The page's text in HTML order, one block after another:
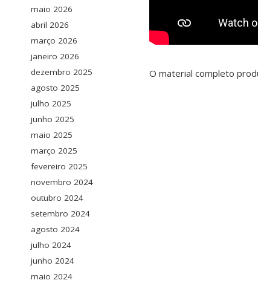
maio 2026
abril 2026
março 2026
janeiro 2026
dezembro 2025
agosto 2025
julho 2025
junho 2025
maio 2025
março 2025
fevereiro 2025
novembro 2024
outubro 2024
setembro 2024
agosto 2024
julho 2024
junho 2024
maio 2024
O material completo